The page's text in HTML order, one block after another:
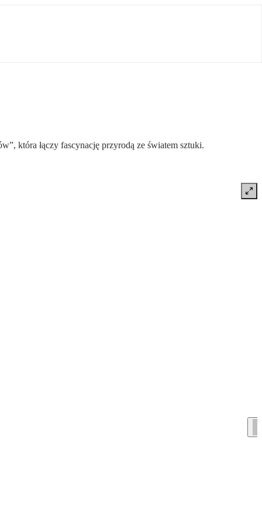
która łączy fascynację przyrodą ze światem sztuki.